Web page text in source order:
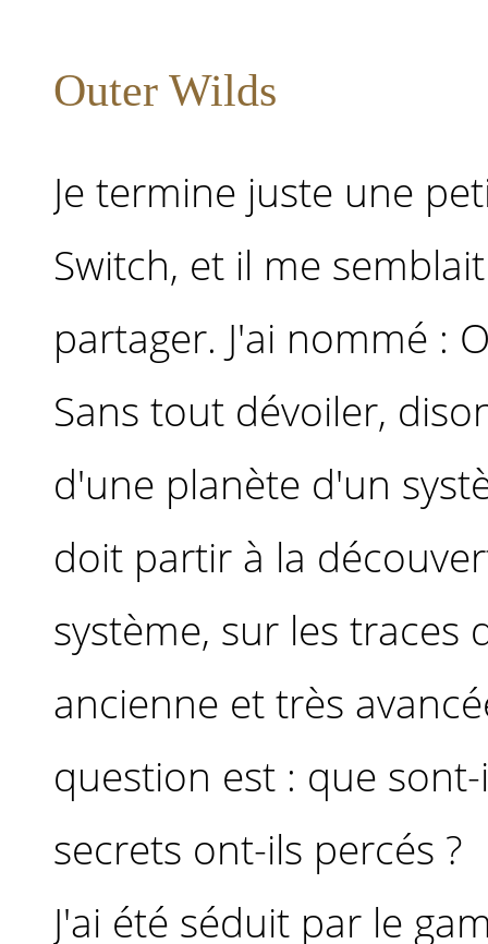
Outer Wilds
Je termine juste une
Switch, et il me
partager. J'ai nommé :
Sans tout dévoiler,
d'une planète d'un
doit partir à la
système, sur les traces
ancienne et très
question est : que
secrets ont-ils percés ?
J'ai été séduit par le